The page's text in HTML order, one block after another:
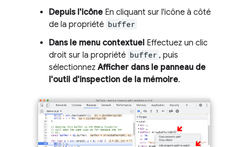
Depuis l'icône En cliquant sur l'icône à côté
de la propriété buffer
Dans le menu contextuel Effectuez un clic
droit sur la propriété buffer , puis
sélectionnezAfficher dans le panneau de
l'outil d'inspection de la mémoire.